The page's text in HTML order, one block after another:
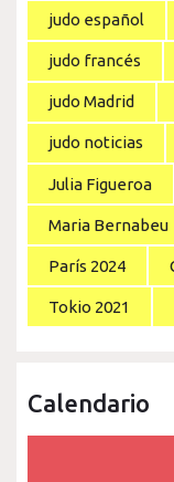
judo español
judo francés
judo Madrid
judo noticias
Julia Figueroa
Maria Bernabeu
París 2024
Tokio 2021
Calendario